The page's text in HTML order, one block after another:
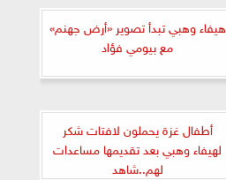
هيفاء وهبي تبدأ تصوير «أرض جهنم»
مع بيومي فؤاد
أطفال غزة يحملون لافتات شكر
لهيفاء وهبي بعد تقديمها مساعدات
لهم..شاهد